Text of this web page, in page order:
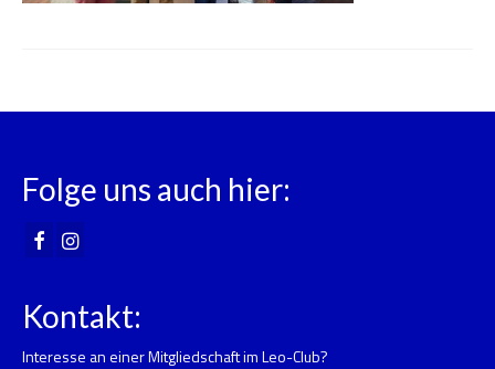
Folge uns auch hier:
Kontakt:
Interesse an einer Mitgliedschaft im Leo-Club?